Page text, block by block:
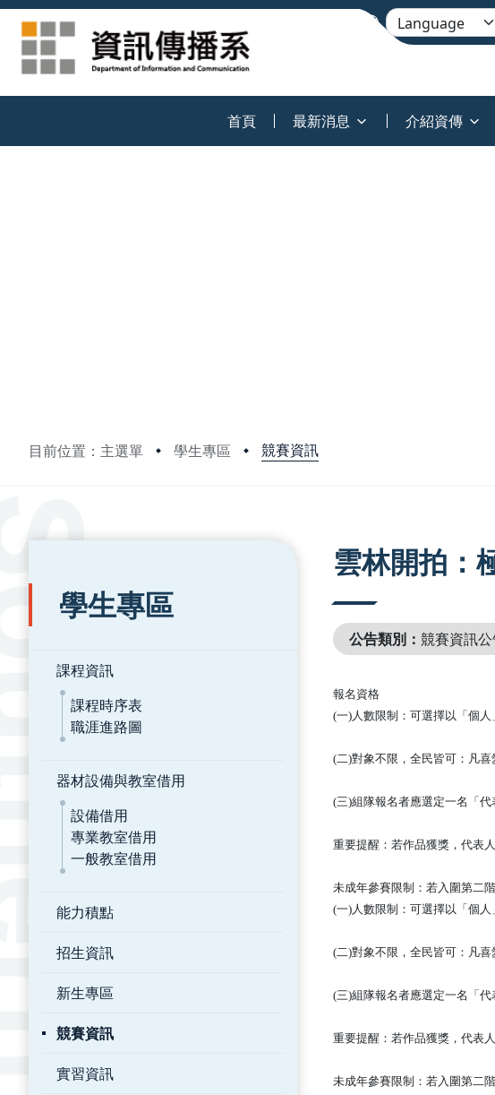
首頁 最新消息 介紹資傳
目前位置：主選單 學生專區 競賽資訊
:::
學生專區
課程資訊
課程時序表
職涯進路圖
器材設備與教室借用
設備借用
專業教室借用
一般教室借用
能力積點
招生資訊
新生專區
競賽資訊
實習資訊
雲林開拍：
公告類別： 競賽資訊
報名資格
(一)人數限制：可選擇以「個
(二)對象不限，全民皆可：凡
(三)組隊報名者應選定一名「
重要提醒：若作品獲獎，代表
未成年參賽限制：若入圍第二
(一)人數限制：可選擇以「個
(二)對象不限，全民皆可：凡
(三)組隊報名者應選定一名「
重要提醒：若作品獲獎，代表
未成年參賽限制：若入圍第二